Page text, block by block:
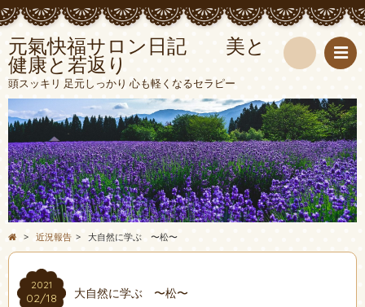
元氣快福サロン日記 美と
健康と若返り
頭スッキリ 足元しっかり 心も軽くなるセラピー
索
> 近況報告 > 大自然に学ぶ 〜松〜
2021
02/18 大自然に学ぶ 〜松〜